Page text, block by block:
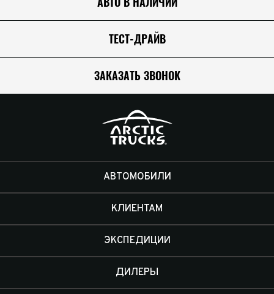
ТЕСТ-ДРАЙВ
ЗАКАЗАТЬ ЗВОНОК
АВТОМОБИЛИ
КЛИЕНТАМ
ЭКСПЕДИЦИИ
ДИЛЕРЫ